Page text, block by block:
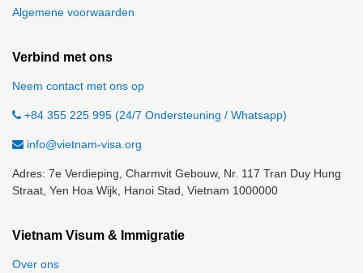
Algemene voorwaarden
Verbind met ons
Neem contact met ons op
+84 355 225 995 (24/7 Ondersteuning / Whatsapp)
info@vietnam-visa.org
Adres: 7e Verdieping, Charmvit Gebouw, Nr. 117 Tran Duy Hung
Straat, Yen Hoa Wijk, Hanoi Stad, Vietnam 1000000
Vietnam Visum & Immigratie
Over ons